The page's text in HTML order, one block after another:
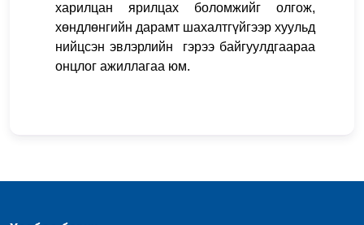
харилцан ярилцах боломжийг олгож,
хөндлөнгийн дарамт шахалтгүйгээр хуульд
нийцсэн эвлэрлийн гэрээ байгуулдгаараа
онцлог ажиллагаа юм.